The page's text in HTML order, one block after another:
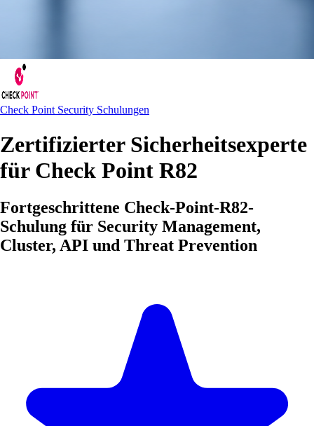
Check Point Security Schulungen
Zertifizierter Sicherheitsexperte
für Check Point R82
Fortgeschrittene Check-Point-R82-
Schulung für Security Management,
Cluster, API und Threat Prevention